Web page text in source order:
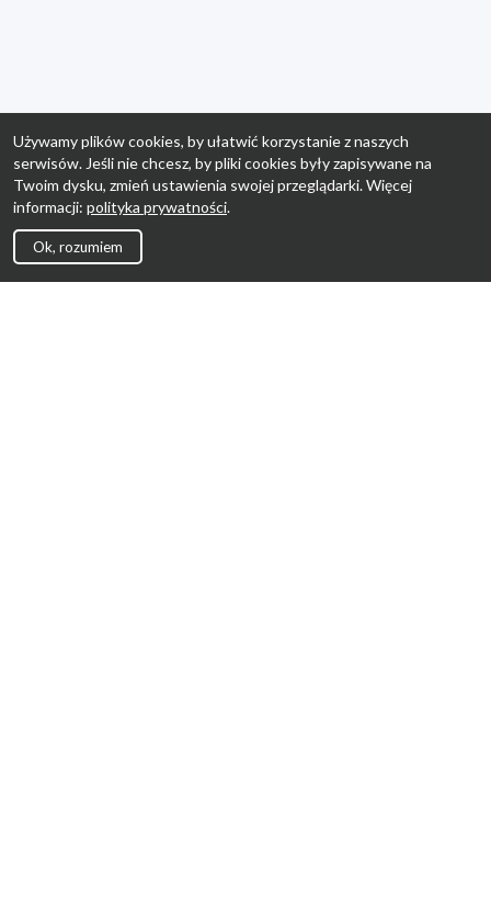
Używamy plików cookies, by ułatwić korzystanie z naszych
serwisów. Jeśli nie chcesz, by pliki cookies były zapisywane na
Twoim dysku, zmień ustawienia swojej przeglądarki. Więcej
informacji: polityka prywatności.
Ok, rozumiem